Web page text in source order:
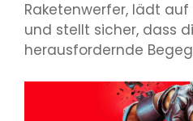
Raketenwerfer, lädt
und stellt sicher, dass
herausfordernde